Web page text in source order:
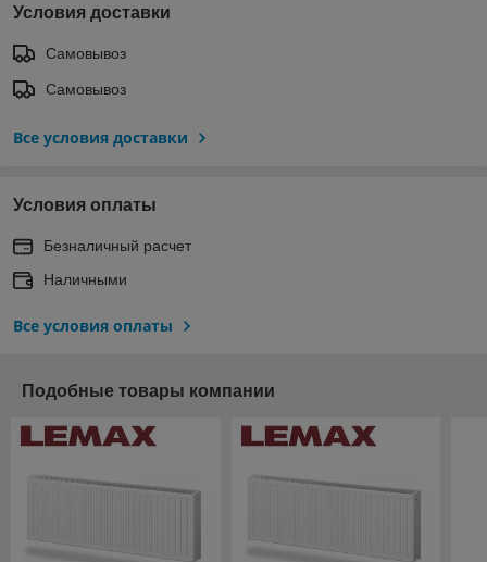
Условия доставки
Самовывоз
Самовывоз
Все условия доставки
Условия оплаты
Безналичный расчет
Наличными
Все условия оплаты
Подобные товары компании